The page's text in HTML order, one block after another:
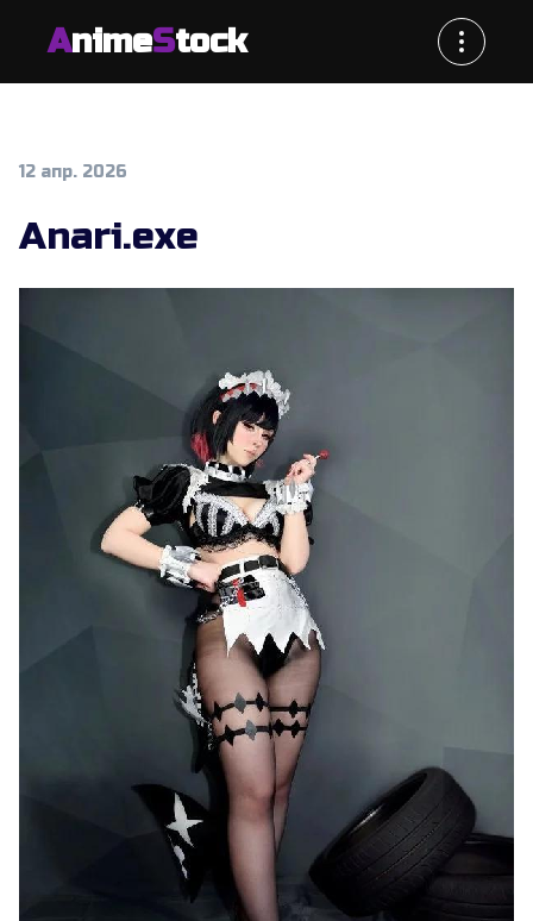
AnimeStock
12 апр. 2026
Anari.exe